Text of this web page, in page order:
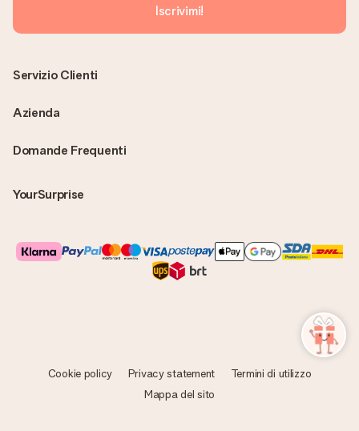
Iscrivimi!
Domande Frequenti
YourSurprise
Servizio Clienti
Azienda
Cookie policy Privacy statement
Termini di utilizzo
Mappa del sito